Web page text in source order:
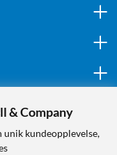
& Company
unik kundeopplevelse,